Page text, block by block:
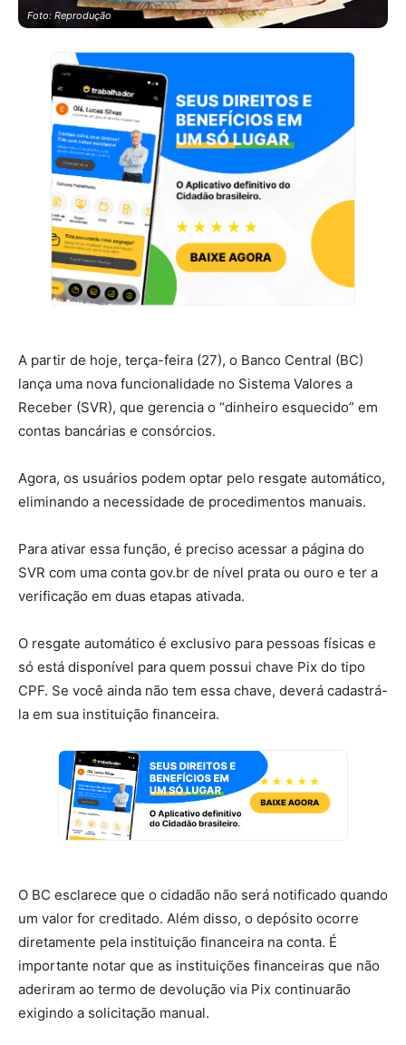
Foto: Reprodução
A partir de hoje, terça-feira (27), o Banco Central (BC)
lança uma nova funcionalidade no Sistema Valores a
Receber (SVR), que gerencia o “dinheiro esquecido” em
contas bancárias e consórcios.
Agora, os usuários podem optar pelo resgate automático,
eliminando a necessidade de procedimentos manuais.
Para ativar essa função, é preciso acessar a página do
SVR com uma conta gov.br de nível prata ou ouro e ter a
verificação em duas etapas ativada.
O resgate automático é exclusivo para pessoas físicas e
só está disponível para quem possui chave Pix do tipo
CPF. Se você ainda não tem essa chave, deverá cadastrá-
la em sua instituição financeira.
O BC esclarece que o cidadão não será notificado quando
um valor for creditado. Além disso, o depósito ocorre
diretamente pela instituição financeira na conta. É
importante notar que as instituições financeiras que não
aderiram ao termo de devolução via Pix continuarão
exigindo a solicitação manual.